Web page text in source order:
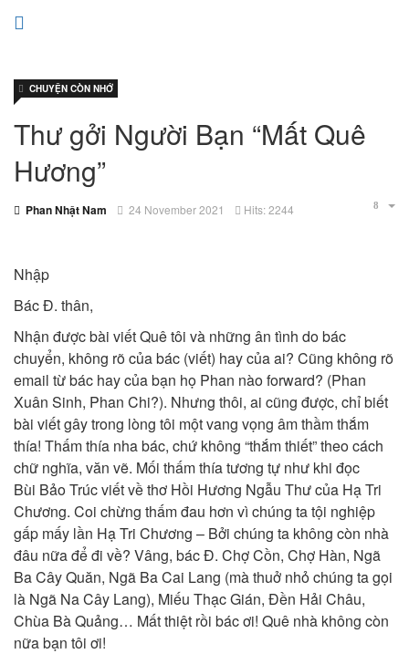
Thư gởi Người Bạn “Mất Quê
Hương”
Phan Nhật Nam
CHUYỆN CÒN NHỚ
24 November 2021 Hits: 2244
Nhập
Bác Đ. thân,
Nhận được bài viết Quê tôi và những ân tình do bác
chuyển, không rõ của bác (viết) hay của ai? Cũng không rõ
email từ bác hay của bạn họ Phan nào forward? (Phan
Xuân Sinh, Phan Chi?). Nhưng thôi, ai cũng được, chỉ biết
bài viết gây trong lòng tôi một vang vọng âm thầm thắm
thía! Thấm thía nha bác, chứ không “thắm thiết” theo cách
chữ nghĩa, văn vẽ. Mối thấm thía tương tự như khi đọc
Bùi Bảo Trúc viết về thơ Hồi Hương Ngẫu Thư của Hạ Tri
Chương. Coi chừng thấm đau hơn vì chúng ta tội nghiệp
gấp mấy lần Hạ Tri Chương – Bởi chúng ta không còn nhà
đâu nữa để đi về? Vâng, bác Đ. Chợ Cồn, Chợ Hàn, Ngã
Ba Cây Quăn, Ngã Ba Cai Lang (mà thuở nhỏ chúng ta gọi
là Ngã Na Cây Lang), Miếu Thạc Gián, Đền Hải Châu,
Chùa Bà Quảng… Mất thiệt rồi bác ơi! Quê nhà không còn
nữa bạn tôi ơi!